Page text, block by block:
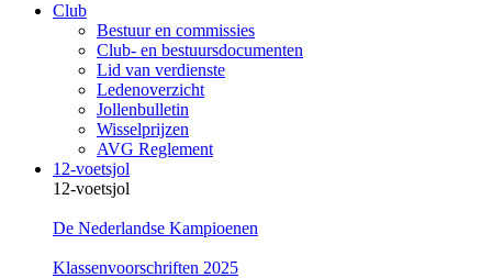
Club
Bestuur en commissies
Club- en bestuursdocumenten
Lid van verdienste
Ledenoverzicht
Jollenbulletin
Wisselprijzen
AVG Reglement
12-voetsjol
12-voetsjol
De Nederlandse Kampioenen
Klassenvoorschriften 2025